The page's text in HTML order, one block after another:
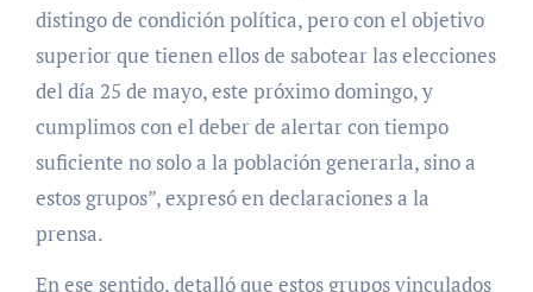
distingo de condición política, pero con el objetivo
superior que tienen ellos de sabotear las elecciones
del día 25 de mayo, este próximo domingo, y
cumplimos con el deber de alertar con tiempo
suficiente no solo a la población generarla, sino a
estos grupos”, expresó en declaraciones a la
prensa.
En ese sentido, detalló que estos grupos vinculados